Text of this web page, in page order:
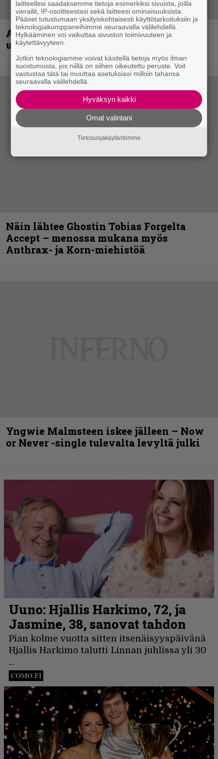
Anthrax vie katsojat keikkatunnelmiin
uudella videollaan
Näin lähtee Ghostin Tobias Forgelta
Accept – menossa mukana myös
Anthrax- ja Korn-miehistöä
Yngwie Malmsteen iskee jälleen – Now
or Never -single tulevalta levyltä julki
laitteellesi saadaksemme tietoja esimerkiksi sivuista, joilla
vierailit, IP-osoitteestasi sekä laitteesi ominaisuuksista.
Pääset tutustumaan yksityiskohtaisesti käyttötarkoituksiin ja
teknologiakumppaneihimme seuraavalla välilehdellä.
Hylkääminen voi vaikuttaa sivuston toimivuuteen ja
käytettävyyteen.
Jotkin teknologiamme voivat käsitellä tietoja myös ilman
suostumusta, jos niillä on siihen oikeutettu peruste. Voit
vastustaa tätä tai muuttaa asetuksiasi milloin tahansa
seuraavalla välilehdellä.
Hyväksyn kaikki
Omat valintani
Tietosuojakäytäntömme